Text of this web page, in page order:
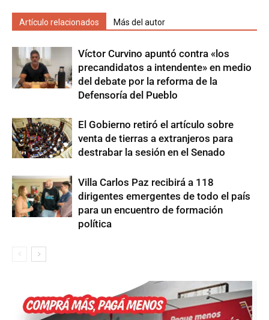
Artículo relacionados Más del autor
Víctor Curvino apuntó contra «los
precandidatos a intendente» en medio
del debate por la reforma de la
Defensoría del Pueblo
El Gobierno retiró el artículo sobre
venta de tierras a extranjeros para
destrabar la sesión en el Senado
Villa Carlos Paz recibirá a 118
dirigentes emergentes de todo el país
para un encuentro de formación
política